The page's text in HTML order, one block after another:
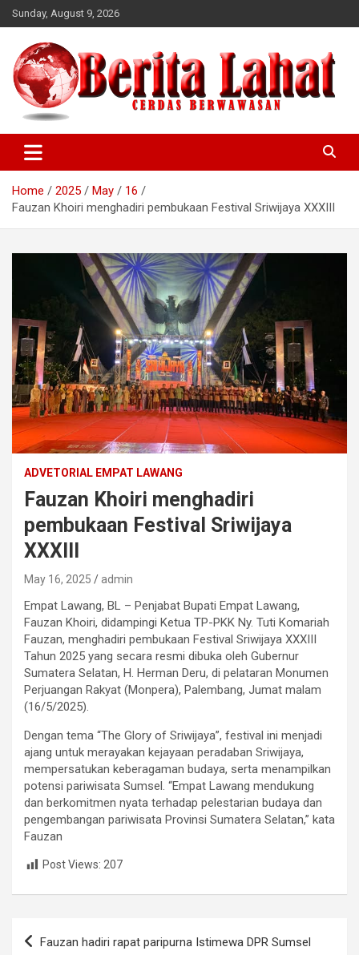
Skip
to
content
Sunday, August 9, 2026
Cerdas
Home 2025 May
16
Fauzan Khoiri menghadiri pembukaan Festival Sriwijaya XXXIII
ADVETORIAL EMPAT LAWANG
Fauzan Khoiri menghadiri
pembukaan Festival Sriwijaya
XXXIII
May 16, 2025 admin
Empat Lawang, BL – Penjabat Bupati Empat Lawang,
Fauzan Khoiri, didampingi Ketua TP-PKK Ny. Tuti Komariah
Fauzan, menghadiri pembukaan Festival Sriwijaya XXXIII
Tahun 2025 yang secara resmi dibuka oleh Gubernur
Sumatera Selatan, H. Herman Deru, di pelataran Monumen
Perjuangan Rakyat (Monpera), Palembang, Jumat malam
(16/5/2025).
Dengan tema “The Glory of Sriwijaya”, festival ini menjadi
ajang untuk merayakan kejayaan peradaban Sriwijaya,
mempersatukan keberagaman budaya, serta menampilkan
potensi pariwisata Sumsel. “Empat Lawang mendukung
dan berkomitmen nyata terhadap pelestarian budaya dan
pengembangan pariwisata Provinsi Sumatera Selatan,” kata
Fauzan
Post Views: 207
Post
Fauzan hadiri rapat paripurna Istimewa DPR Sumsel